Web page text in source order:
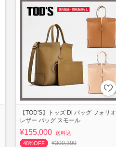
【TOD'S】トッズ Di バッグ フォリオ
レザー バッグ スモール
¥155,000 送料込
48%OFF
¥300,300